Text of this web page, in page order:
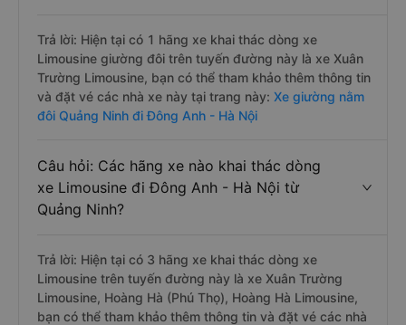
Trả lời: Hiện tại có 1 hãng xe khai thác dòng xe
Limousine giường đôi trên tuyến đường này là xe Xuân
Trường Limousine, bạn có thể tham khảo thêm thông tin
và đặt vé các nhà xe này tại trang này: Xe giường nằm
đôi Quảng Ninh đi Đông Anh - Hà Nội
Câu hỏi: Các hãng xe nào khai thác dòng
xe Limousine đi Đông Anh - Hà Nội từ
Quảng Ninh?
Trả lời: Hiện tại có 3 hãng xe khai thác dòng xe
Limousine trên tuyến đường này là xe Xuân Trường
Limousine, Hoàng Hà (Phú Thọ), Hoàng Hà Limousine,
bạn có thể tham khảo thêm thông tin và đặt vé các nhà